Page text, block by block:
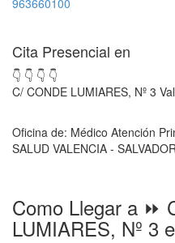
963660100
Cita Presencial en
👇 👇 👇 👇
C/ CONDE LUMIARES, Nº 3
Oficina de: Médico Atención
SALUD VALENCIA -
Como Llegar a ⏩
LUMIARES, Nº 3